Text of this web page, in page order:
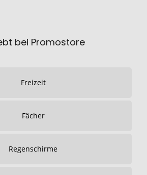
bei Promostore
Freizeit
Fächer
Regenschirme